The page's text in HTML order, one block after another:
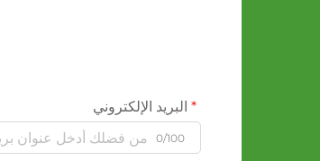
البريد الإلكتروني
0/100